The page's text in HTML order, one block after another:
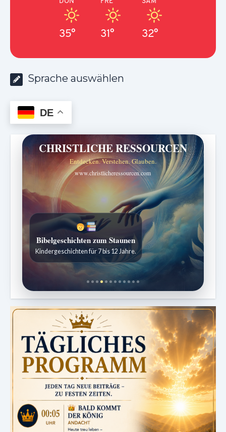
35° 31° 32°
Sprache auswählen
DE
CHRISTLICHE RESSOURCEN
Entdecken. Verstehen. Glauben.
www.christlicheressourcen.com
Bibelgeschichten zum Staunen
Kindergeschichten für 7 bis 12 Jahre.